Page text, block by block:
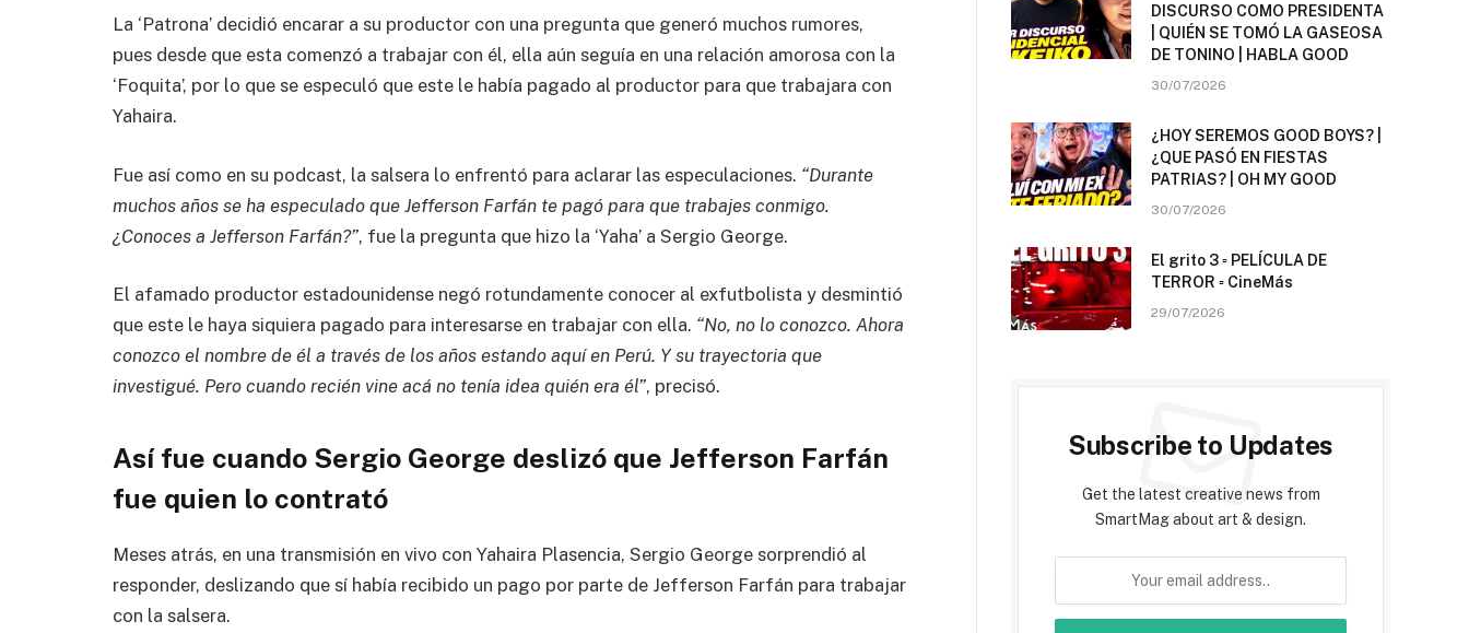
La ‘Patrona’ decidió encarar a su productor con una pregunta que generó muchos rumores,
pues desde que esta comenzó a trabajar con él, ella aún seguía en una relación amorosa con la
‘Foquita’, por lo que se especuló que este le había pagado al productor para que trabajara con
Yahaira.
Fue así como en su podcast, la salsera lo enfrentó para aclarar las especulaciones. “Durante
muchos años se ha especulado que Jefferson Farfán te pagó para que trabajes conmigo.
¿Conoces a Jefferson Farfán?”, fue la pregunta que hizo la ‘Yaha’ a Sergio George.
El afamado productor estadounidense negó rotundamente conocer al exfutbolista y desmintió
que este le haya siquiera pagado para interesarse en trabajar con ella. “No, no lo conozco. Ahora
conozco el nombre de él a través de los años estando aquí en Perú. Y su trayectoria que
investigué. Pero cuando recién vine acá no tenía idea quién era él”, precisó.
Así fue cuando Sergio George deslizó que Jefferson Farfán
fue quien lo contrató
Meses atrás, en una transmisión en vivo con Yahaira Plasencia, Sergio George sorprendió al
responder, deslizando que sí había recibido un pago por parte de Jefferson Farfán para trabajar
con la salsera.
DISCURSO COMO PRESIDENTA
| QUIÉN SE TOMÓ LA GASEOSA
DE TONINO | HABLA GOOD
30/07/2026
¿HOY SEREMOS GOOD BOYS? |
¿QUE PASÓ EN FIESTAS
PATRIAS? | OH MY GOOD
30/07/2026
El grito 3 ▫️ PELÍCULA DE
TERROR ▫️ CineMás
29/07/2026
Subscribe to Updates
Get the latest creative news from
SmartMag about art & design.